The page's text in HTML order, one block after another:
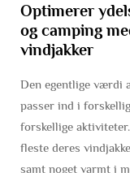
Optimerer
og camping
vindjakker
Den egentlige værdi
passer ind i
forskellige
fleste deres
samt noget varmt i